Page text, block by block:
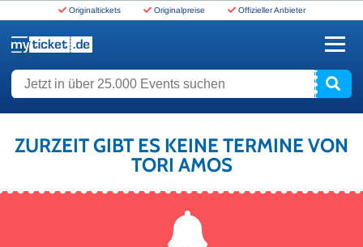
Originaltickets Originalpreise Offizieller Anbieter
Jetzt in über 25.000 Events suchen
ZURZEIT GIBT ES KEINE TERMINE VON
TORI AMOS